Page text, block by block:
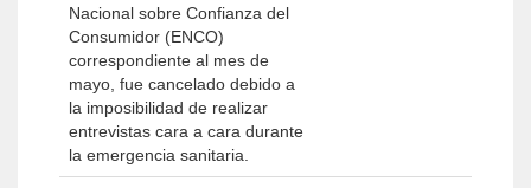
Nacional sobre Confianza del
Consumidor (ENCO)
correspondiente al mes de
mayo, fue cancelado debido a
la imposibilidad de realizar
entrevistas cara a cara durante
la emergencia sanitaria.